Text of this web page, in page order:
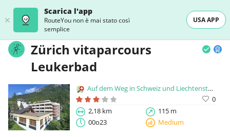
Scarica l'app
RouteYou non è mai stato così
semplice
USA APP
Zürich vitaparcours
Leukerbad
Auf dem Weg in Schweiz und Liechtenstein
0
2,18 km
115 m
00o23
Medium